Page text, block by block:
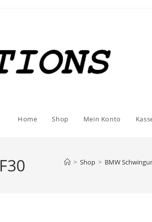
Home Shop Mein Konto
> Shop > BMW